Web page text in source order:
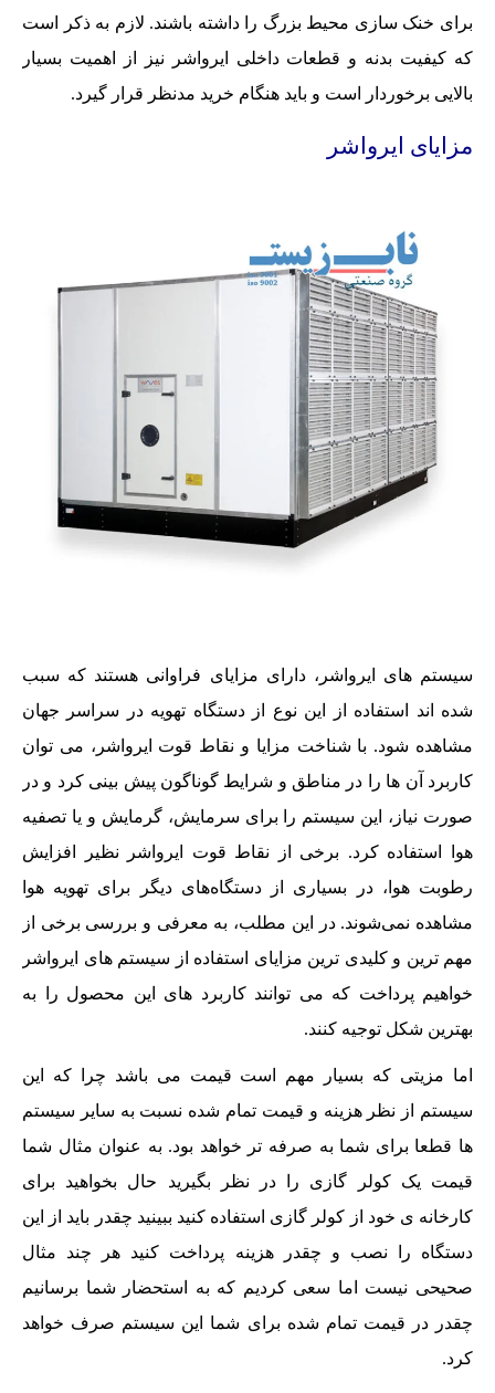
برای خنک سازی محیط بزرگ را داشته باشند. لازم به ذکر است
که کیفیت بدنه و قطعات داخلی ایرواشر نیز از اهمیت بسیار
بالایی برخوردار است و باید هنگام خرید مدنظر قرار گیرد.
مزایای ایرواشر
سیستم های ایرواشر، دارای مزایای فراوانی هستند که سبب
شده اند استفاده از این نوع از دستگاه تهویه در سراسر جهان
مشاهده شود. با شناخت مزایا و نقاط قوت ایرواشر، می توان
کاربرد آن ها را در مناطق و شرایط گوناگون پیش بینی کرد و در
صورت نیاز، این سیستم را برای سرمایش، گرمایش و یا تصفیه
هوا استفاده کرد. برخی از نقاط قوت ایرواشر نظیر افزایش
رطوبت هوا، در بسیاری از دستگاه‌های دیگر برای تهویه هوا
مشاهده نمی‌شوند. در این مطلب، به معرفی و بررسی برخی از
مهم ترین و کلیدی ترین مزایای استفاده از سیستم های ایرواشر
خواهیم پرداخت که می توانند کاربرد های این محصول را به
بهترین شکل توجیه کنند.
اما مزیتی که بسیار مهم است قیمت می باشد چرا که این
سیستم از نظر هزینه و قیمت تمام شده نسبت به سایر سیستم
ها قطعا برای شما به صرفه تر خواهد بود. به عنوان مثال شما
قیمت یک کولر گازی را در نظر بگیرید حال بخواهید برای
کارخانه ی خود از کولر گازی استفاده کنید ببینید چقدر باید از این
دستگاه را نصب و چقدر هزینه پرداخت کنید هر چند مثال
صحیحی نیست اما سعی کردیم که به استحضار شما برسانیم
چقدر در قیمت تمام شده برای شما این سیستم صرف خواهد
کرد.